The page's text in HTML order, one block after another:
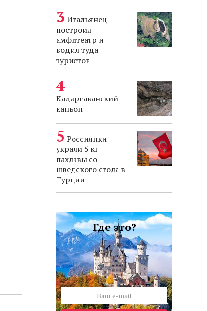
Итальянец
построил
амфитеатр и
водил туда
туристов
Кадаргаванский
каньон
Россиянки
украли 5 кг
пахлавы со
шведского стола в
Турции
Где это?